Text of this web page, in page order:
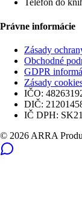
Telefón do
Právne informácie
Zásady
Obchodné
GDPR
Zásady
IČO:
DIČ:
IČ DPH:
© 2026 ARRA